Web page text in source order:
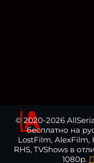
© 2020-2026
бесплатно на
LostFilm, AlexFilm,
RHS, TVShows в
1080p.